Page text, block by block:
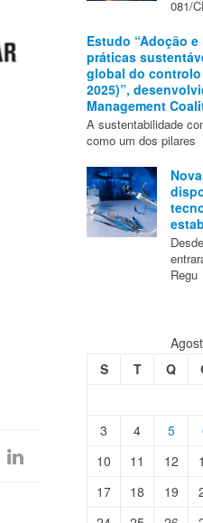
081/
Estudo “Adoção
práticas
global do controlo
2025)”,
Management
A sustentabilidade
como um dos pilares
Regu
S
T Q
3
4 5
10
11 12
17
18 19